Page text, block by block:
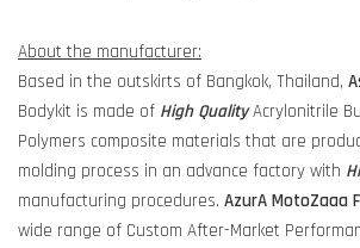
About the manufacturer:
Based in the outskirts of Bangkok, Thailand,
Bodykit is made of High QualityAcrylonitrile
Polymers composite materials that are
molding process in an advance factory with
manufacturing procedures. AzurA MotoZaaa
wide range of Custom After-Market